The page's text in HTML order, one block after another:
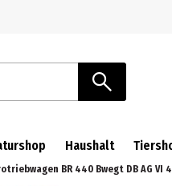
Haushalt
BR 440 Bwegt DB AG